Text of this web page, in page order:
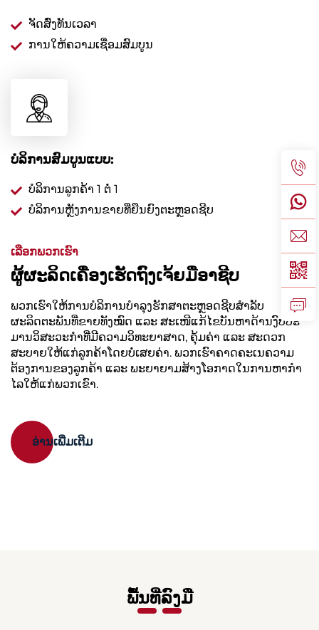
ຈັດສົ່ງທັນເວລາ
ການໃຫ້ຄວາມເຊື່ອມສົມບູນ
ບໍລິການສົມບູນແບບ:
ບໍລິການລູກຄ້າ 1 ຕໍ່ 1
ບໍລິການຫຼັງການຂາຍທີ່ຍືນຍົງຕະຫຼອດຊີບ
ເລືອກພວກເຮົາ
ຜູ້ຜະລິດເຄື່ອງເຮັດຖົງເຈ້ຍມືອາຊີບ
ພວກເຮົາໃຫ້ການບໍລິການບໍາລຸງຮັກສາຕະຫຼອດຊີບສໍາລັບ
ຜະລິດຕະພັນທີ່ຂາຍທັງໝົດ ແລະ ສະເໜີແກ້ໄຂບັນຫາດ້ານງົບປະ
ມານວິສະວະກໍາທີ່ມີຄວາມວິທະຍາສາດ, ຄຸ້ມຄ່າ ແລະ ສະດວກ
ສະບາຍໃຫ້ແກ່ລູກຄ້າໂດຍບໍ່ເສຍຄ່າ. ພວກເຮົາຄາດຄະເນຄວາມ
ຕ້ອງການຂອງລູກຄ້າ ແລະ ພະຍາຍາມສ້າງໂອກາດໃນການຫາກໍາ
ໄລໃຫ້ແກ່ພວກເຂົາ.
ອ່ານເພີ່ມເຕີມ
ພື້ນທີ່ລົງມື